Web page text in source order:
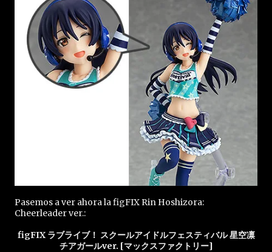
Pasemos a ver ahora la figFIX Rin Hoshizora:
Cheerleader ver.:
figFIX ラブライブ！ スクールアイドルフェスティバル 星空凛
チアガールver. [マックスファクトリー]